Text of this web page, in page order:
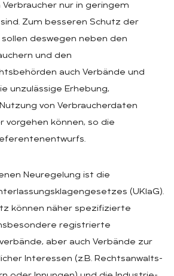
nur in geringem
Zum besseren Schutz der
deswegen neben den
und den
auch Verbände und
unzulässige Erhebung,
von Verbraucherdaten
vorgehen können, so die
Neuregelung ist die
(UKlaG).
können näher spezifizierte
registrierte
aber auch Verbände zur
Interessen (z.B. Rechtsanwalts-